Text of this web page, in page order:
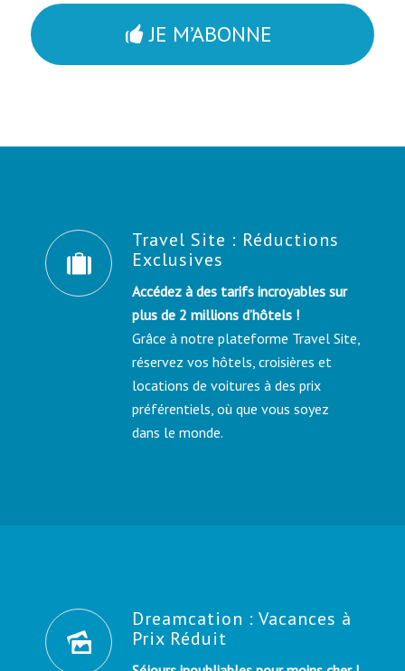
JE M’ABONNE
Travel Site : Réductions
Exclusives
Accédez à des tarifs incroyables sur
plus de 2 millions d’hôtels !
Grâce à notre plateforme Travel Site,
réservez vos hôtels, croisières et
locations de voitures à des prix
préférentiels, où que vous soyez
dans le monde.
Dreamcation : Vacances à
Prix Réduit